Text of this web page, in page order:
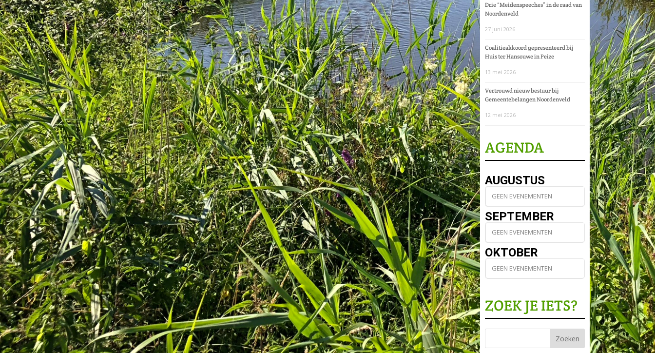
Drie “Meidenspeeches” in de raad van
Noordenveld
27 juni 2026
Coalitieakkoord gepresenteerd bij
Huis ter Hansouwe in Peize
13 mei 2026
Vertrouwd nieuw bestuur bij
Gemeentebelangen Noordenveld
12 mei 2026
AGENDA
AUGUSTUS
GEEN EVENEMENTEN
SEPTEMBER
GEEN EVENEMENTEN
OKTOBER
GEEN EVENEMENTEN
ZOEK JE IETS?